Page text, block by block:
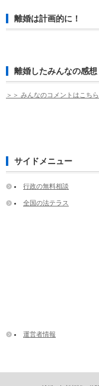
離婚は計画的に！
離婚したみんなの感想
＞＞ みんなのコメントはこちら
サイドメニュー
行政の無料相談
全国の法テラス
運営者情報